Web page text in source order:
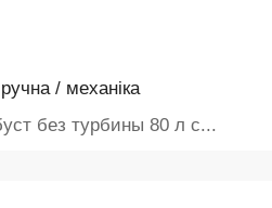
ручна / механіка
без турбины 80 л с...